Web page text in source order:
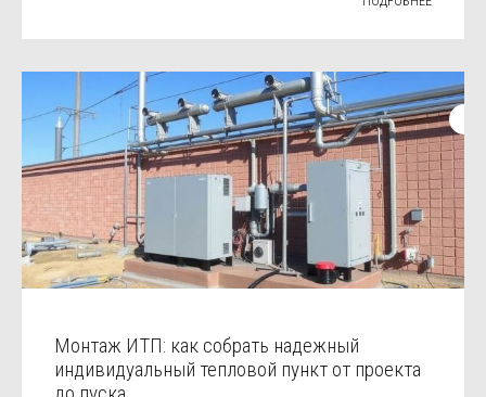
Монтаж ИТП: как собрать надежный
индивидуальный тепловой пункт от проекта